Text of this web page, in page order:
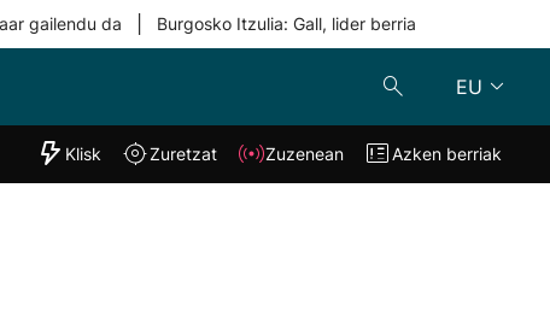
gailendu da Burgosko Itzulia: Gall, lider berria
EU
"Helmuga"
Klisk Zuzenean
Klisk Zuretzat Zuzenean Azken berriak